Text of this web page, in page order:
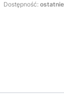
Dostępność: